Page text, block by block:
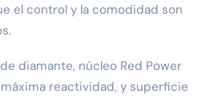
el control y la comodidad son
diamante, núcleo Red Power
reactividad, y superficie